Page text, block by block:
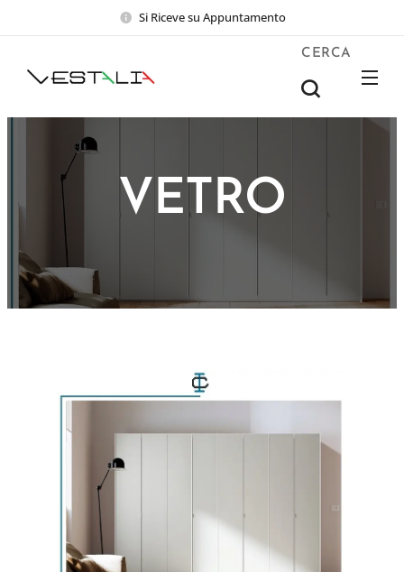
Si Riceve su Appuntamento
CERCA
VETRO